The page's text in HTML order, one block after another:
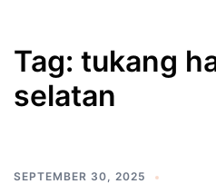
Tag: tukang
selatan
SEPTEMBER 30, 2025